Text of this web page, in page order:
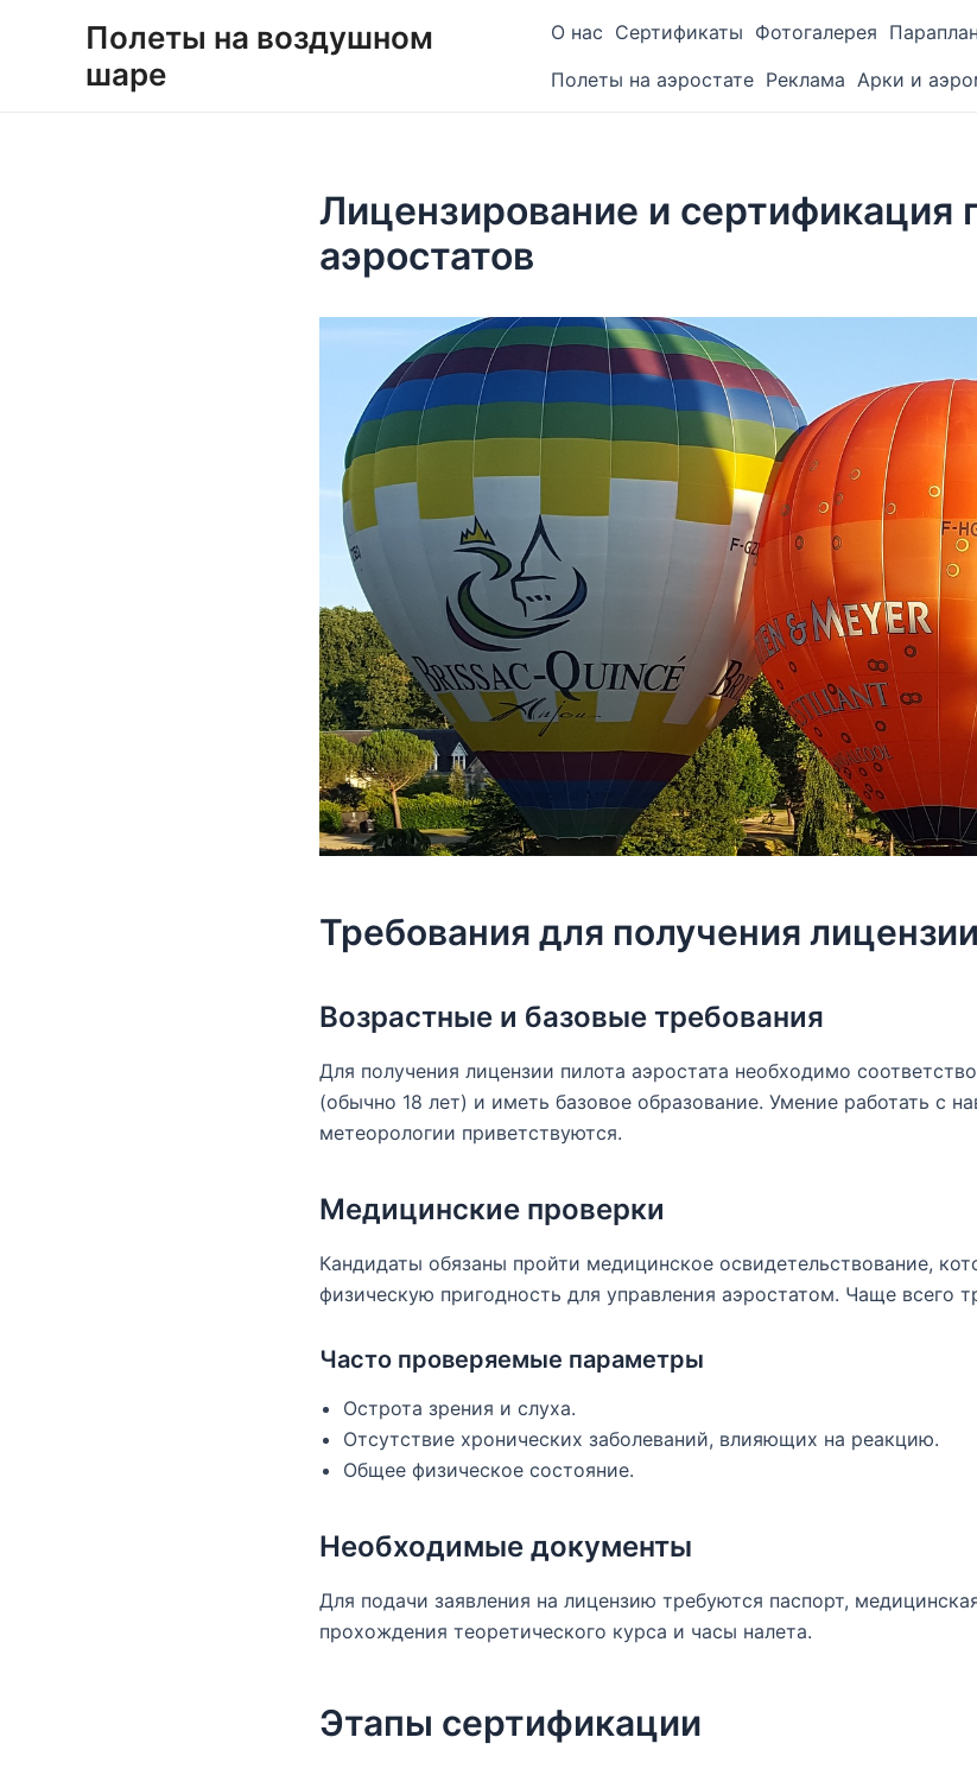
содержимому
Полеты на воздушном
шаре
О нас Сертификаты Фотогалерея
Полеты на аэростате Реклама Арки и
Лицензирование и сертификация
аэростатов
Требования для получения лицензии
Возрастные и базовые требования
Для получения лицензии пилота аэростата необходимо
(обычно 18 лет) и иметь базовое образование. Умение работать с
метеорологии приветствуются.
Медицинские проверки
Кандидаты обязаны пройти медицинское освидетельствование,
физическую пригодность для управления аэростатом. Чаще всего
Часто проверяемые параметры
Острота зрения и слуха.
Отсутствие хронических заболеваний, влияющих на реакцию.
Общее физическое состояние.
Необходимые документы
Для подачи заявления на лицензию требуются паспорт,
прохождения теоретического курса и часы налета.
Этапы сертификации
записям